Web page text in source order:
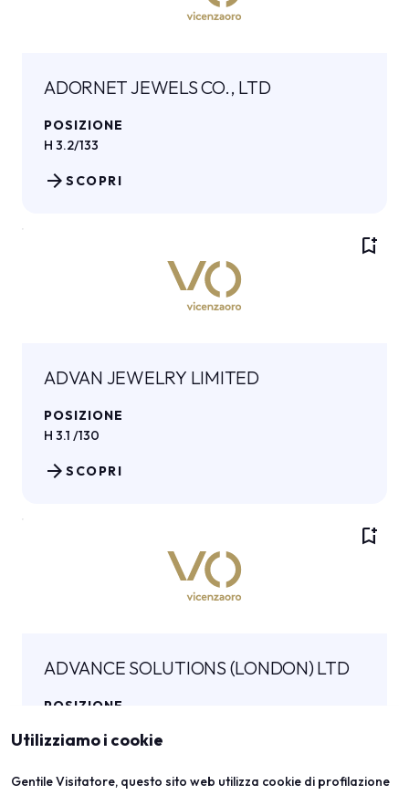
ADORNET JEWELS CO., LTD
POSIZIONE
H 3.2/133
SCOPRI
arrow_forward
bookmark_add
ADVAN JEWELRY LIMITED
POSIZIONE
H 3.1 /130
SCOPRI
arrow_forward
bookmark_add
ADVANCE SOLUTIONS (LONDON) LTD
POSIZIONE
Utilizziamo i cookie
Gentile Visitatore, questo sito web utilizza cookie di profilazione